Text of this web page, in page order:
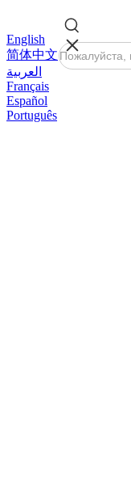
English
简体中文
العربية
Français
Español
Português